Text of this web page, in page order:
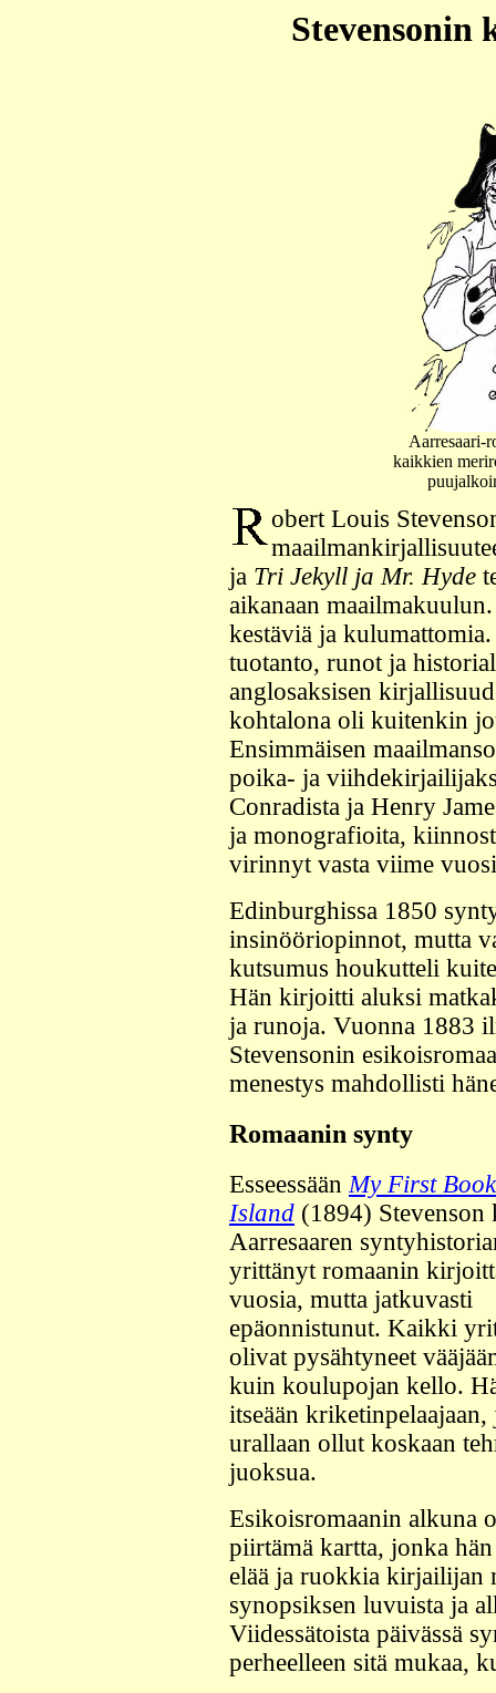
Stevensonin
Aarresaari-
kaikkien
obert Louis
ja Tri Jekyll ja Mr. Hyde
aikanaan
kestäviä ja
tuotanto, runot ja
anglosaksisen
kohtalona oli kuitenkin
Ensimmäisen
poika- ja
Conradista ja Henry
ja monografioita,
virinnyt vasta viime
Edinburghissa 1850
insinööriopinnot, mutta
kutsumus houkutteli
Hän kirjoitti aluksi
ja runoja. Vuonna 1883
Stevensonin
menestys mahdollisti
Romaanin synty
Esseessään My First
Island (1894) Stevenson
Aarresaaren
yrittänyt romaanin
vuosia, mutta jatkuvasti
epäonnistunut. Kaikki
olivat pysähtyneet
kuin koulupojan kello.
itseään kriketinpelaajaan,
urallaan ollut koskaan
juoksua.
Esikoisromaanin alkuna
piirtämä kartta, jonka
elää ja ruokkia kirjailijan
synopsiksen luvuista ja
Viidessätoista päivässä
perheelleen sitä mukaa,